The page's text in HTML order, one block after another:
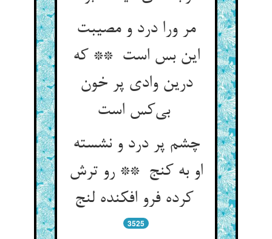
مر ورا درد و مصیبت
این بس است ** که
درین وادی پر خون
بی‌کس است
چشم پر درد و نشسته
او به کنج ** رو ترش
کرده فرو افکنده لنج
3525